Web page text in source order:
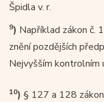
Špidla v. r.
9) Například zákon č.
znění pozdějších
Nejvyšším kontrolním
10) § 127 a 128